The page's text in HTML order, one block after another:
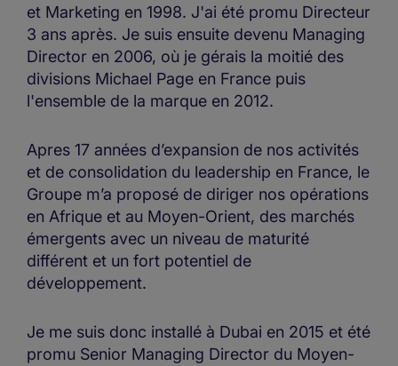
et Marketing en 1998. J'ai été promu Directeur
3 ans après. Je suis ensuite devenu Managing
Director en 2006, où je gérais la moitié des
divisions Michael Page en France puis
l'ensemble de la marque en 2012.
Apres 17 années d’expansion de nos activités
et de consolidation du leadership en France, le
Groupe m’a proposé de diriger nos opérations
en Afrique et au Moyen-Orient, des marchés
émergents avec un niveau de maturité
différent et un fort potentiel de
développement.
Je me suis donc installé à Dubai en 2015 et été
promu Senior Managing Director du Moyen-